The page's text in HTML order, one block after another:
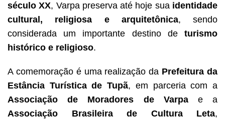
século XX, Varpa preserva até hoje sua identidade
cultural, religiosa e arquitetônica, sendo
considerada um importante destino de turismo
histórico e religioso.
A comemoração é uma realização da Prefeitura da
Estância Turística de Tupã, em parceria com a
Associação de Moradores de Varpae a
Associação Brasileira de Cultura Leta,